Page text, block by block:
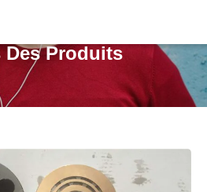
Des Produits